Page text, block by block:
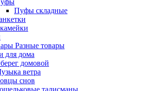
Пуфы складные
Разные товары
для дома
домовой
ветра
снов
талисманы